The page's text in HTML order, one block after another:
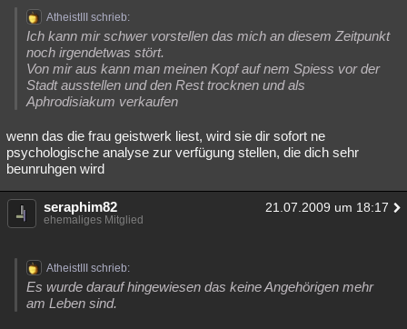
AtheistIII schrieb:
Ich kann mir schwer vorstellen das mich an diesem Zeitpunkt
noch irgendetwas stört.
Von mir aus kann man meinen Kopf auf nem Spiess vor der
Stadt ausstellen und den Rest trocknen und als
Aphrodisiakum verkaufen
wenn das die frau geistwerk liest, wird sie dir sofort ne
psychologische analyse zur verfügung stellen, die dich sehr
beunruhgen wird
seraphim82 21.07.2009 um 18:17
ehemaliges Mitglied
AtheistIII schrieb:
Es wurde darauf hingewiesen das keine Angehörigen mehr
am Leben sind.